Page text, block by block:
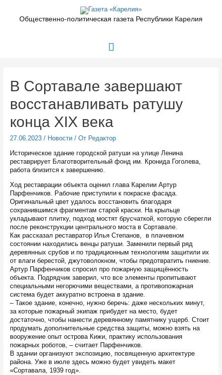
содержимомуОбщественно-политическая газета Республики Карелия
Главное
В Сортавале завершают
восстанавливать ратушу
конца XIX века
27.06.2023/ Новости/ От Редактор
Историческое здание городской ратуши на улице Ленина
реставрирует Благотворительный фонд им. Кронида Гоголева,
работа близится к завершению.
Ход реставрации объекта оценил глава Карелии Артур
Парфенчиков. Рабочие приступили к покраске фасада.
Оригинальный цвет удалось восстановить благодаря
сохранившимся фрагментам старой краски. На крыльце
укладывают плитку, подход мостят брусчаткой, которую сберегли
после реконструкции центрального моста в Сортавале.
Как рассказал реставратор Илья Степанов, в плачевном
состоянии находились венцы ратуши. Заменили первый ряд
деревянных срубов и по традиционным технологиям защитили их
от влаги берестой, джутоволокном, чтобы предотвратить гниение.
Артур Парфенчиков спросил про пожарную защищённость
объекта. Подрядчик заверил, что все элементы пропитывают
специальными негорючими веществами, а противопожарная
система будет аккуратно встроена в здание.
– Такое здание, конечно, нужно беречь: даже нескольких минут,
за которые пожарный экипаж прибудет на место, будет
достаточно, чтобы нанести деревянному памятнику ущерб. Стоит
продумать дополнительные средства защиты, можно взять на
вооружение опыт острова Кижи, практику использования
пожарных роботов, – считает Парфенчиков.
В здании организуют экспозицию, посвященную архитектуре
района. Уже в июле здесь можно будет увидеть макет
«Сортавала, 1939 год».